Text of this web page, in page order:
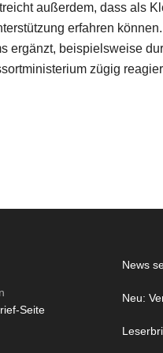
außerdem, dass als
erfahren
ergänzt, beispielsweise
zügig
Seite
News
Neu: